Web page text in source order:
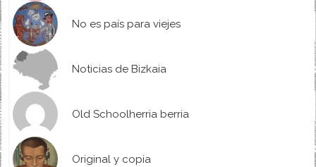
No es país para viejes
Noticias de Bizkaia
Old Schoolherria berria
Original y copia